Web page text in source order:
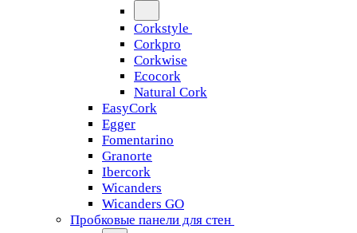
Corkstyle
Corkpro
Corkwise
Ecocork
Natural Cork
EasyCork
Egger
Fomentarino
Granorte
Ibercork
Wicanders
Wicanders GO
Пробковые панели для стен